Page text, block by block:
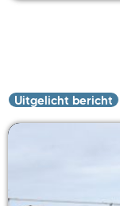
Uitgelicht bericht